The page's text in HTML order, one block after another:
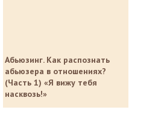
Абьюзинг. Как распознать
абьюзера в отношениях?
(Часть 1) «Я вижу тебя
насквозь!»